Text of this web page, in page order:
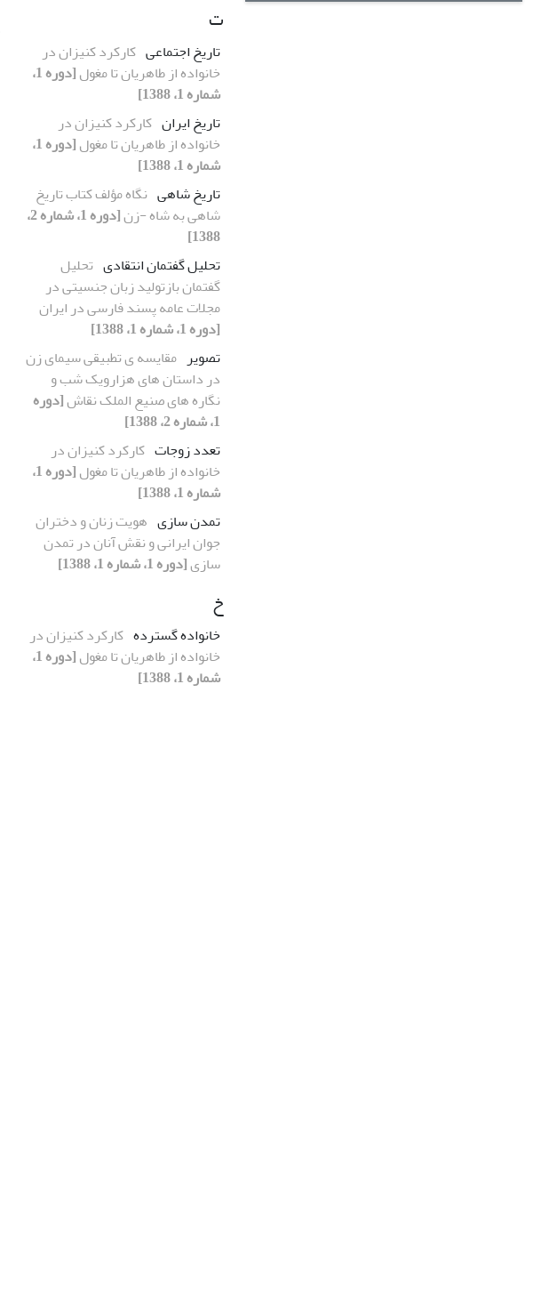
ت
تاریخ اجتماعی کارکرد کنیزان در
خانواده از طاهریان تا مغول
[دوره 1،
شماره 1، 1388]
تاریخ ایران کارکرد کنیزان در
خانواده از طاهریان تا مغول
[دوره 1،
شماره 1، 1388]
تاریخ شاهی نگاه مؤلف کتاب تاریخ
شاهی به شاه -زن
[دوره 1، شماره 2،
1388]
تحلیل گفتمان انتقادی تحلیل
گفتمان بازتولید زبان جنسیتی در
مجلات عامه پسند فارسی در ایران
[دوره 1، شماره 1، 1388]
تصویر مقایسه ی تطبیقی سیمای زن
در داستان های هزارویک شب و
نگاره های صنیع الملک نقاش[دوره
1، شماره 2، 1388]
تعدد زوجات کارکرد کنیزان در
خانواده از طاهریان تا مغول
[دوره 1،
شماره 1، 1388]
تمدن سازی هویت زنان و دختران
جوان ایرانی و نقش آنان در تمدن
سازی[دوره 1، شماره 1، 1388]
خ
خانواده گسترده کارکرد کنیزان در
خانواده از طاهریان تا مغول
[دوره 1،
شماره 1، 1388]